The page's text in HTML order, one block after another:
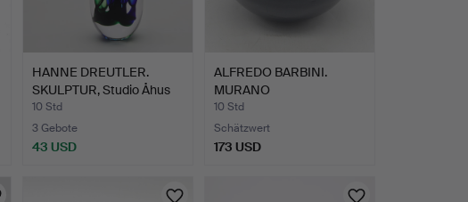
HANNE DREUTLER.
SKULPTUR, Studio Åhus
sign…
10 Std
3 Gebote
43 USD
ALFREDO BARBINI.
MURANO
DESIGNERSCHALE, ST…
10 Std
Schätzwert
173 USD